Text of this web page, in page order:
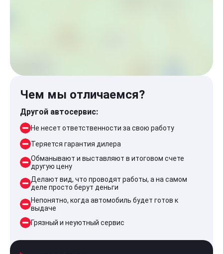
Чем мы отличаемся?
Другой автосервис:
Не несет ответственности за свою работу
Теряется гарантия дилера
Обманывают и выставляют в итоговом счете
другую цену
Делают вид, что проводят работы, а на самом
деле просто берут деньги
Непонятно, когда автомобиль будет готов к
выдаче
Грязный и неуютный сервис